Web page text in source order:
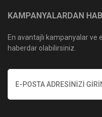
KAMPANYALARDAN
En avantajlı kampanyalar
haberdar olabilirsiniz.